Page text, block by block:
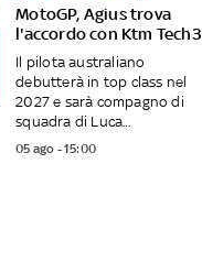
MotoGP, Agius trova
l'accordo con Ktm Tech3
Il pilota australiano
debutterà in top class nel
2027 e sarà compagno di
squadra di Luca...
05 ago - 15:00